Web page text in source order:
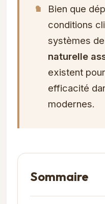
■
Bien que
conditions
systèmes
naturelle
existent
efficacité
modernes.
Sommaire